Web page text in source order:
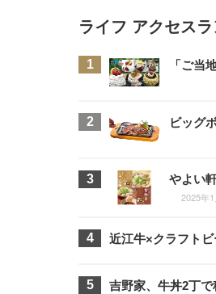
ライフ アクセス
「ご当
ビッグ
やよい
2025年
近江牛×クラフト
吉野家、牛丼2丁